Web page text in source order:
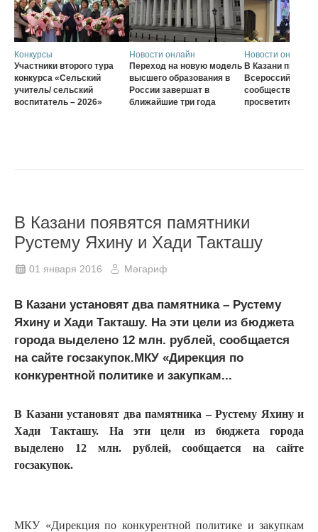
Конкурсы
Участники второго тура
конкурса «Сельский
учитель/ сельский
воспитатель – 2026»
Новости онлайн
Переход на новую модель
высшего образования в
России завершат в
ближайшие три года
Новости онлайн
В Казани
Всероссийского
сообщества
просветителей
В Казани появятся памятники
Рустему Яхину и Хади Такташу
01 января 2016 Мәгариф
В Казани установят два памятника – Рустему
Яхину и Хади Такташу. На эти цели из бюджета
города выделено 12 млн. рублей, сообщается
на сайте госзакупок.МКУ «Дирекция по
конкурентной политике и закупкам...
В Казани установят два памятника – Рустему Яхину и
Хади Такташу. На эти цели из бюджета города
выделено 12 млн. рублей, сообщается на сайте
госзакупок.
МКУ «Дирекция по конкурентной политике и закупкам